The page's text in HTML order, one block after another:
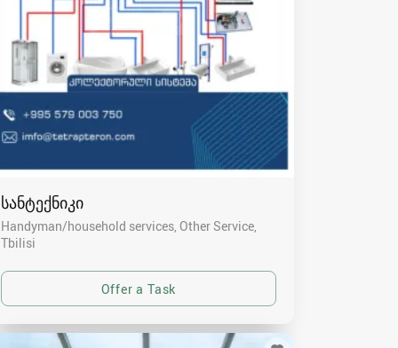
სანტექნიკი
Handyman/household services, Other Service
Tbilisi